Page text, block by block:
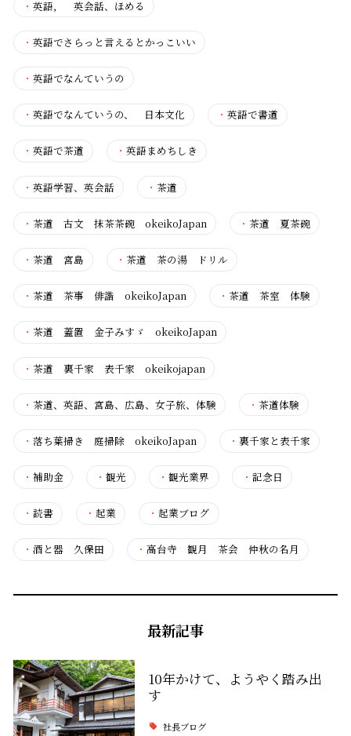
・ 英語， 英会話、ほめる
・ 英語でさらっと言えるとかっこいい
・ 英語でなんていうの
・ 英語でなんていうの、 日本文化 ・英語で書道
・ 英語で茶道 ・英語まめちしき
・ 英語学習、英会話 ・茶道
・ 茶道 古文 抹茶茶碗 okeikoJapan ・茶道 夏茶碗
・ 茶道 宮島 ・茶道 茶の湯 ドリル
・ 茶道 茶事 俳諧 okeikoJapan ・茶道 茶室 体験
・ 茶道 蓋置 金子みすゞ okeikoJapan
・ 茶道 裏千家 表千家 okeikojapan
・ 茶道、英語、宮島、広島、女子旅、体験 ・茶道体験
・ 落ち葉掃き 庭掃除 okeikoJapan ・裏千家と表千家
・ 補助金 ・観光 ・観光業界 ・ 記念日
・ 読書 ・起業 ・起業ブログ
・ 酒と器 久保田 ・高台寺 観月 茶会 仲秋の名月
最新記事
10年かけて、ようやく踏み出
す
社長ブログ